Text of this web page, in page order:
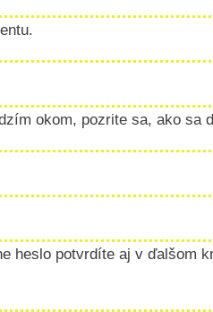
okom, pozrite sa, ako sa
heslo potvrdíte aj v ďalšom